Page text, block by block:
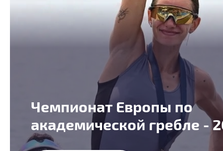
Чемпионат Европы по
академической гребле -